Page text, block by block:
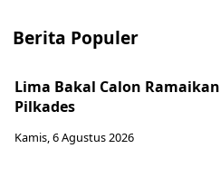
Berita Populer
Lima Bakal Calon Ramaikan
Pilkades
Kamis, 6 Agustus 2026